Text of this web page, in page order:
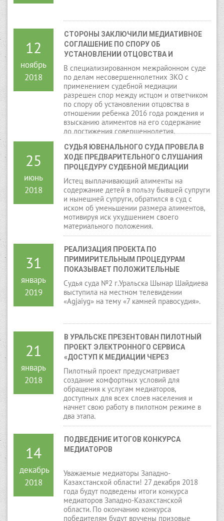
12
ноябрь
2018
СТОРОНЫ ЗАКЛЮЧИЛИ МЕДИАТИВНОЕ
СОГЛАШЕНИЕ ПО СПОРУ ОБ
УСТАНОВЛЕНИИ ОТЦОВСТВА И
ВЗЫСКАНИИ АЛИМЕНТОВ
В специализированном межрайонном суде
по делам несовершеннолетних ЗКО с
применением судебной медиации
разрешен спор между истцом и ответчиком
по спору об установлении отцовства в
отношении ребенка 2016 года рождения и
взысканию алиментов на его содержание
до достижения совершеннолетия.
25
июнь
2018
СУДЬЯ ЮВЕНАЛЬНОГО СУДА ПРОВЕЛА В
ХОДЕ ПРЕДВАРИТЕЛЬНОГО СЛУШАНИЯ
ПРОЦЕДУРУ СУДЕБНОЙ МЕДИАЦИИ
Истец выплачивающий алименты на
содержание детей в пользу бывшей супруги
и нынешней супруги, обратился в суд с
иском об уменьшении размера алиментов,
мотивируя иск ухудшением своего
материального положения.
31
январь
2019
РЕАЛИЗАЦИЯ ПРОЕКТА ПО
ПРИМИРИТЕЛЬНЫМ ПРОЦЕДУРАМ
ПОКАЗЫВАЕТ ПОЛОЖИТЕЛЬНЫЕ
РЕЗУЛЬТАТЫ
Судья суда №2 г.Уральска Шынар Шайдиева
выступила на местном телевидении
«Agjaiyg» на тему «7 камней правосудия».
21
январь
2018
В УРАЛЬСКЕ ПРЕЗЕНТОВАН ПИЛОТНЫЙ
ПРОЕКТ ЭЛЕКТРОННОГО СЕРВИСА
«ДОСТУП К МЕДИАЦИИ ЧЕРЕЗ
ЦИФРОВЫЕ ТЕХНОЛОГИИ»
Пилотный проект предусматривает
создание комфортных условий для
обращения к услугам медиаторов,
доступных для всех слоев населения и
начнет свою работу в пилотном режиме в
два этапа.
14
декабрь
2018
ПОДВЕДЕНИЕ ИТОГОВ КОНКУРСА
МЕДИАТОРОВ
Уважаемые медиаторы Западно-
Казахстанской области! 27 декабря 2018
года будут подведены итоги конкурса
медиаторов Западно-Казахстанской
области. По окончанию конкурса
победителям будут вручены призовые